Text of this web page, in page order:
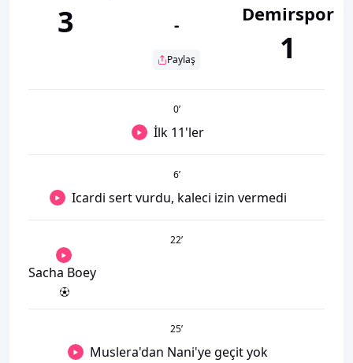
3 -
Paylaş
Demirspor
1
0’
İlk 11'ler
6’
Icardi sert vurdu, kaleci izin vermedi
22’
Sacha Boey
25’
Muslera'dan Nani'ye geçit yok